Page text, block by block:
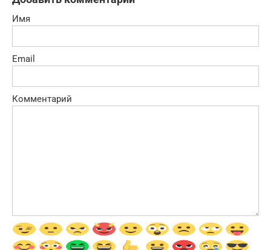
Имя
Email
Комментарий